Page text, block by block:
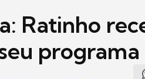
Ratinho
programa